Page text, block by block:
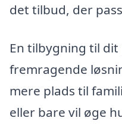
det tilbud, der
En tilbygning til
fremragende
mere plads til
eller bare vil øge